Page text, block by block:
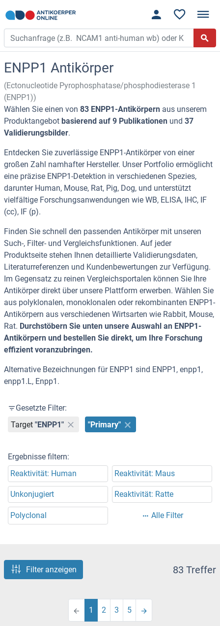
ENPP1 Antikörper
(Ectonucleotide Pyrophosphatase/phosphodiesterase 1
(ENPP1))
Wählen Sie einen von 83 ENPP1-Antikörpern aus unserem
Produktangebot basierend auf 9 Publikationen und 37
Validierungsbilder.
Entdecken Sie zuverlässige ENPP1-Antikörper von einer
großen Zahl namhafter Hersteller. Unser Portfolio ermöglicht
eine präzise ENPP1-Detektion in verschiedenen Spezies,
darunter Human, Mouse, Rat, Pig, Dog, und unterstützt
vielfältige Forschungsanwendungen wie WB, ELISA, IHC, IF
(cc), IF (p).
Finden Sie schnell den passenden Antikörper mit unseren
Such-, Filter- und Vergleichsfunktionen. Auf jeder
Produktseite stehen Ihnen detaillierte Validierungsdaten,
Literaturreferenzen und Kundenbewertungen zur Verfügung.
Im Gegensatz zu reinen Vergleichsportalen können Sie Ihre
Antikörper direkt über unsere Plattform erwerben. Wählen Sie
aus polyklonalen, monoklonalen oder rekombinanten ENPP1-
Antikörpern aus verschiedenen Wirtsarten wie Rabbit, Mouse,
Rat. Durchstöbern Sie unten unsere Auswahl an ENPP1-
Antikörpern und bestellen Sie direkt, um Ihre Forschung
effizient voranzubringen.
Alternative Bezeichnungen für ENPP1 sind ENPP1, enpp1,
enpp1.L, Enpp1.
Gesetzte Filter:
Target "ENPP1" "Primary"
Ergebnisse filtern:
Reaktivität: Human
Reaktivität: Maus
Unkonjugiert Reaktivität: Ratte
Polyclonal Alle Filter
Filter anzeigen 83 Treffer
1 2 3 5